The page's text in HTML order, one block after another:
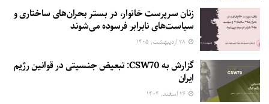
زنان سرپرست خانوار، در بستر بحران‌های ساختاری و
سیاست‌های نابرابر فرسوده می‌شوند
گزارش به CSW70: تبعیض جنسیتی در قوانین رژیم
ایران